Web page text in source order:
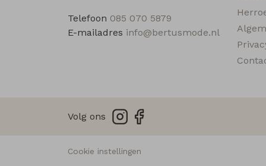
Telefoon 085 070 5879
E-mailadres info@bertusmode.nl
Volg ons
Cookie instellingen